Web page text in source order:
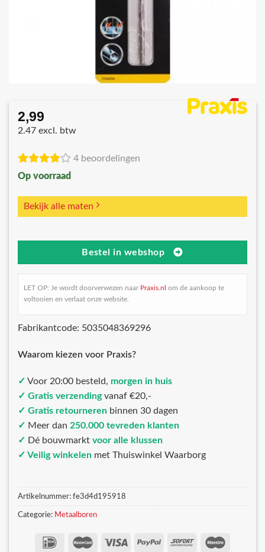
2,99
2.47 excl. btw
4 beoordelingen
Op voorraad
Bekijk alle maten
Bestel in webshop
LET OP: Je wordt doorverwezen naar Praxis.nl om de aankoop te
voltooien en verlaat onze website.
Fabrikantcode: 5035048369296
Waarom kiezen voor Praxis?
✓ Voor 20:00 besteld, morgen in huis
✓ Gratis verzendingvanaf €20,-
✓ Gratis retourneren binnen 30 dagen
✓ Meer dan 250.000 tevreden klanten
✓ Dé bouwmarkt voor alle klussen
✓ Veilig winkelen met Thuiswinkel Waarborg
Artikelnummer: fe3d4d195918
Categorie: Metaalboren